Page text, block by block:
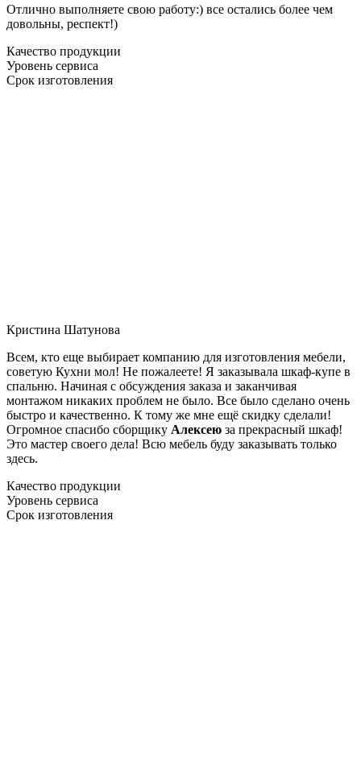
Отлично выполняете свою работу:) все остались более чем
довольны, респект!)
Качество продукции
Уровень сервиса
Срок изготовления
Кристина Шатунова
Всем, кто еще выбирает компанию для изготовления мебели,
советую Кухни мол! Не пожалеете! Я заказывала шкаф-купе в
спальню. Начиная с обсуждения заказа и заканчивая
монтажом никаких проблем не было. Все было сделано очень
быстро и качественно. К тому же мне ещё скидку сделали!
Огромное спасибо сборщику Алексею за прекрасный шкаф!
Это мастер своего дела! Всю мебель буду заказывать только
здесь.
Качество продукции
Уровень сервиса
Срок изготовления